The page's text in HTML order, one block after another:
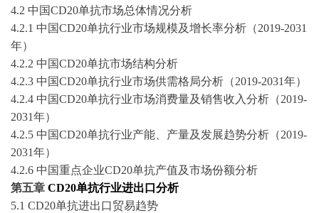
4.2 中国CD20单抗市场总体情况分析
4.2.1 中国CD20单抗行业市场规模及增长率分析（2019-2031
年）
4.2.2 中国CD20单抗市场结构分析
4.2.3 中国CD20单抗行业市场供需格局分析 （2019-2031年）
4.2.4 中国CD20单抗行业市场消费量及销售收入分析（2019-
2031年）
4.2.5 中国CD20单抗行业产能、产量及发展趋势分析（2019-
2031年）
4.2.6 中国重点企业CD20单抗产值及市场份额分析
第五章 CD20单抗行业进出口分析
5.1 CD20单抗进出口贸易趋势